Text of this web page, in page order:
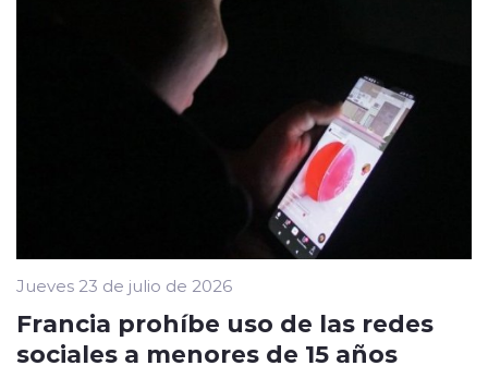
Jueves 23 de julio de 2026
Francia prohíbe uso de las redes
sociales a menores de 15 años